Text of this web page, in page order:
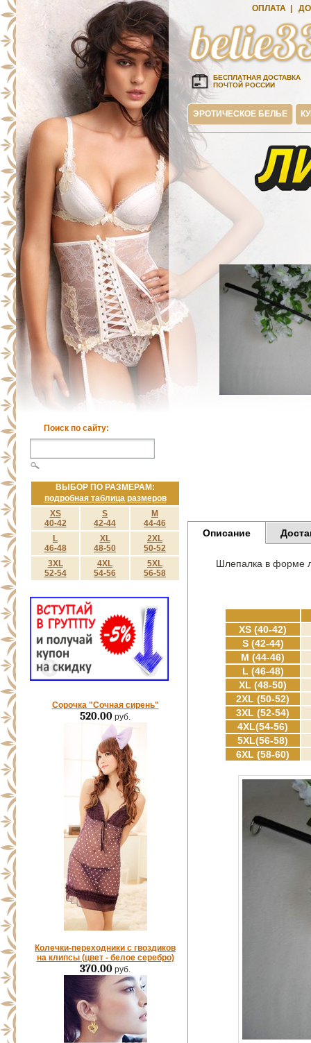
Поиск по сайту:
ВЫБОР ПО РАЗМЕРАМ:
подробная таблица размеров
XS
40-42
S
42-44
M
44-46
L
46-48
XL
48-50
2XL
50-52
3XL
52-54
4XL
54-56
5XL
56-58
Сорочка "Сочная сирень"
520.00 руб.
Колечки-переходники с гвоздиков
на клипсы (цвет - белое серебро)
370.00 руб.
ОПЛАТА
БЕСПЛАТНАЯ ДОСТАВКА
ПОЧТОЙ РОССИИ
ЭРОТИЧЕСКОЕ БЕЛЬЕ
Описание
Шлепалка в форме
XS (40-42)
S (42-44)
M (44-46)
L (46-48)
XL (48-50)
2XL (50-52)
3XL (52-54)
4XL(54-56)
5XL(56-58)
6XL (58-60)